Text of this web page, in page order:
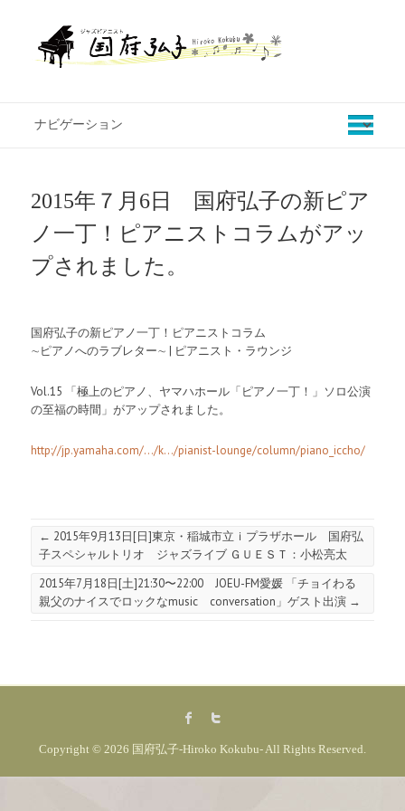
2015年７月6日 国府弘子の新ピア
ノ一丁！ピアニストコラムがアッ
プされました。
国府弘子の新ピアノ一丁！ピアニストコラム
∼ピアノへのラブレター∼ | ピアニスト・ラウンジ
Vol.15 「極上のピアノ、ヤマハホール「ピアノ一丁！」ソロ公演
の至福の時間」がアップされました。
http://jp.yamaha.com/…/k…/pianist-lounge/column/piano_iccho/
← 2015年9月13日[日]東京・稲城市立ｉプラザホール 国府弘
子スペシャルトリオ ジャズライブ ＧＵＥＳＴ：小松亮太
2015年7月18日[土]21:30〜22:00 JOEU-FM愛媛 「チョイわる
親父のナイスでロックなmusic conversation」ゲスト出演 →
Copyright © 2026 国府弘子-Hiroko Kokubu-All Rights Reserved.